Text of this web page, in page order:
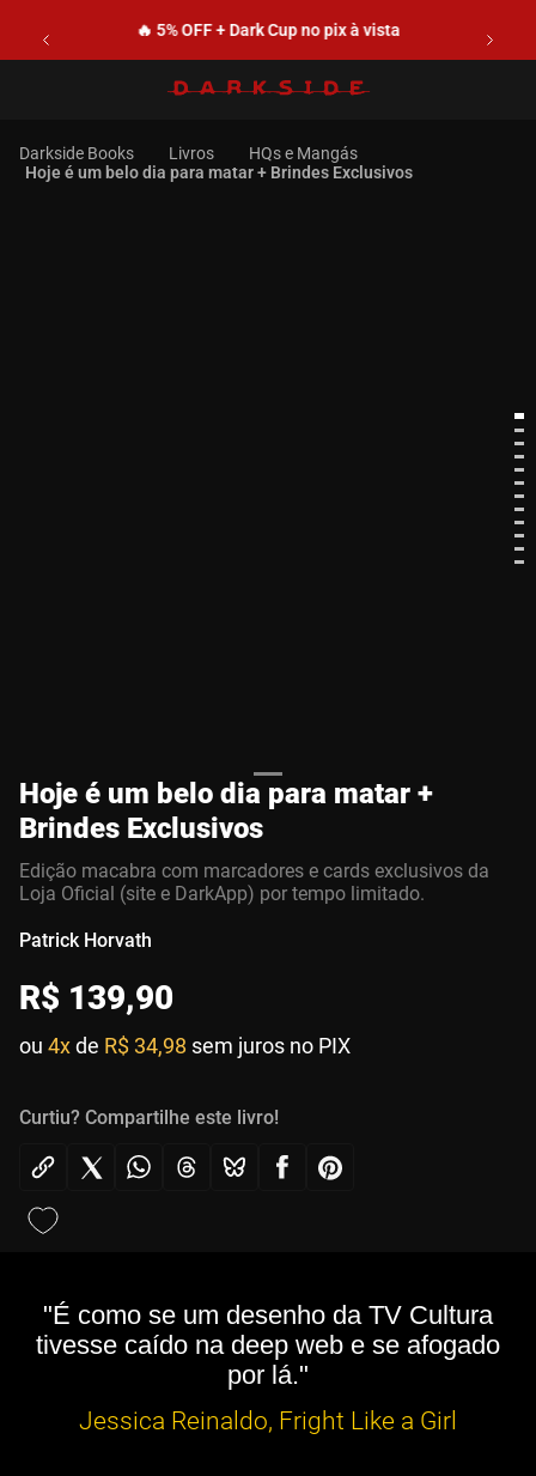
🔥 5% OFF + Dark Cup no pix à vista
Livros
HQs e Mangás
Hoje é um belo dia para matar + Brindes Exclusivos
Hoje é um belo dia para matar +
Brindes Exclusivos
Edição macabra com marcadores e cards exclusivos da
Loja Oficial (site e DarkApp) por tempo limitado.
Patrick Horvath
R$ 139,90
ou 4xde R$ 34,98 sem juros no PIX
Curtiu? Compartilhe este livro!
"É como se um desenho da TV Cultura
tivesse caído na deep web e se afogado
por lá."
Jessica Reinaldo, Fright Like a Girl